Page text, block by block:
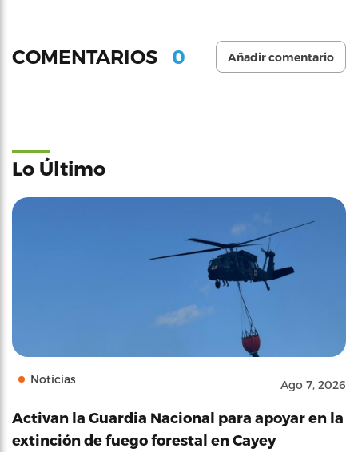
COMENTARIOS 0 Añadir comentario
Lo Último
Noticias Ago 7, 2026
Activan la Guardia Nacional para apoyar en la
extinción de fuego forestal en Cayey